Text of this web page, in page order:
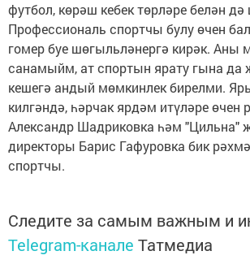
футбол, көрәш кебек төрләре белән
Профессиональ спортчы булу өчен
гомер буе шөгыльләнергә кирәк. Аны
санамыйм, ат спортын ярату гына да
кешегә андый мөмкинлек бирелми.
килгәндә, һәрчак ярдәм итүләре
Александр Шадриковка һәм "Цильна"
директоры Барис Гафуровка бик
спортчы.
Следите за самым важным и
Telegram-канале Татмедиа